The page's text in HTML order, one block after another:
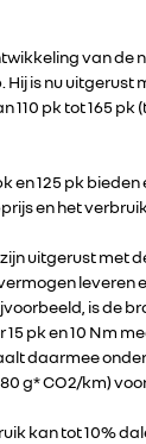
van de
is nu uitgerust
110 pk tot 165 pk
en 125 pk
en het
zijn uitgerust met
leveren
is de
pk en 10 Nm
daarmee onder
g* CO2/km)
kan tot 10%